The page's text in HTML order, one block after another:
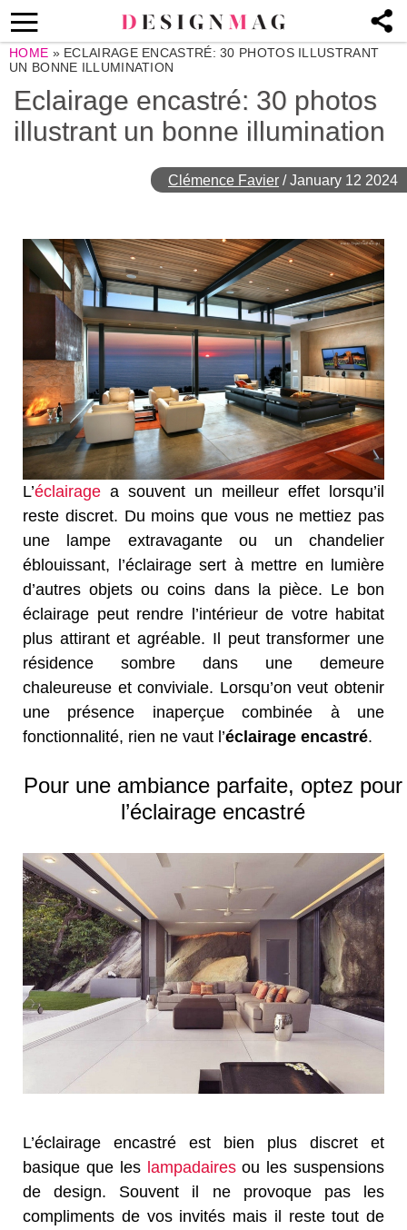
HOME » ECLAIRAGE ENCASTRÉ: 30 PHOTOS ILLUSTRANT
UN BONNE ILLUMINATION
Eclairage encastré: 30 photos
illustrant un bonne illumination
Clémence Favier /January 12 2024
L’éclairage a souvent un meilleur effet lorsqu’il
reste discret. Du moins que vous ne mettiez pas
une lampe extravagante ou un chandelier
éblouissant, l’éclairage sert à mettre en lumière
d’autres objets ou coins dans la pièce. Le bon
éclairage peut rendre l’intérieur de votre habitat
plus attirant et agréable. Il peut transformer une
résidence sombre dans une demeure
chaleureuse et conviviale. Lorsqu’on veut obtenir
une présence inaperçue combinée à une
fonctionnalité, rien ne vaut l’éclairage encastré.
Pour une ambiance parfaite, optez pour
l’éclairage encastré
L’éclairage encastré est bien plus discret et
basique que les lampadairesou les suspensions
de design. Souvent il ne provoque pas les
compliments de vos invités mais il reste tout de